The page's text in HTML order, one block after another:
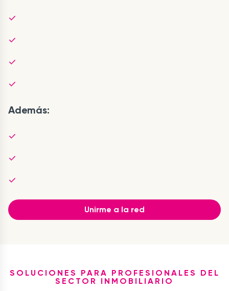
Además:
Unirme a la red
SOLUCIONES PARA PROFESIONALES DEL
SECTOR INMOBILIARIO